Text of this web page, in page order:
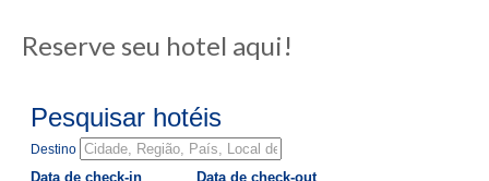
Reserve seu hotel aqui!